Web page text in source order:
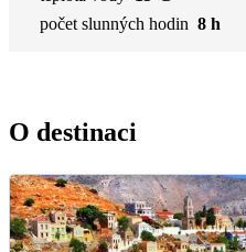
počet slunných hodin 8 h
O destinaci